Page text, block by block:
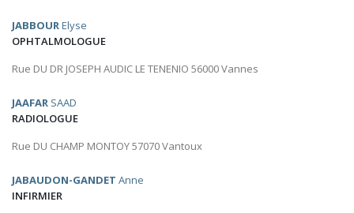
JABBOURElyse
OPHTALMOLOGUE
Rue DU DR JOSEPH AUDIC LE TENENIO 56000 Vannes
JAAFAR SAAD
RADIOLOGUE
Rue DU CHAMP MONTOY 57070 Vantoux
JABAUDON-GANDET Anne
INFIRMIER